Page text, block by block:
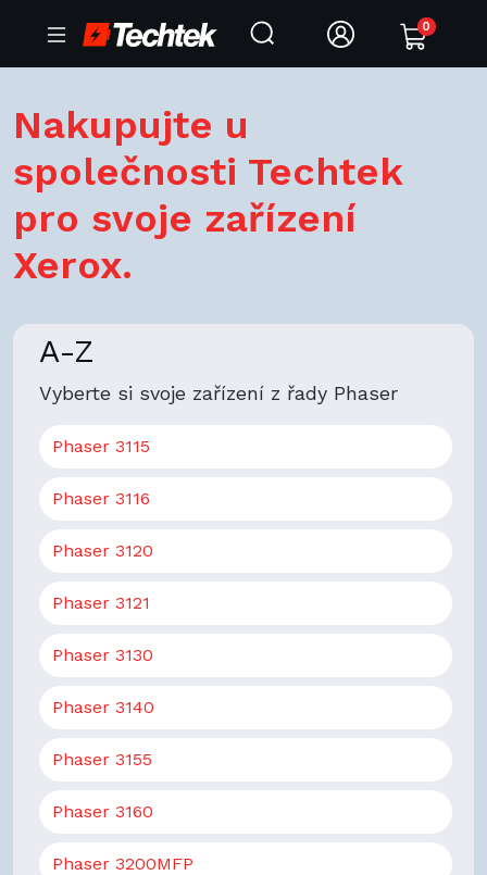
0
Nakupujte u
společnosti Techtek
pro svoje zařízení
Xerox.
A-Z
Vyberte si svoje zařízení z řady Phaser
Phaser 3115
Phaser 3116
Phaser 3120
Phaser 3121
Phaser 3130
Phaser 3140
Phaser 3155
Phaser 3160
Phaser 3200MFP